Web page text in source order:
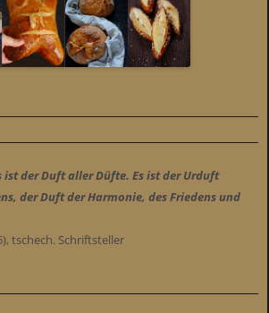
ist der Duft aller Düfte. Es ist der Urduft
der Duft der Harmonie, des Friedens und
tschech. Schriftsteller